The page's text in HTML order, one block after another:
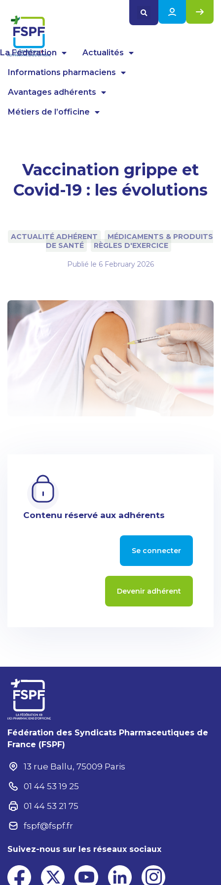
La Fédération Actualités
Informations pharmaciens
Avantages adhérents
Métiers de l’officine
Vaccination grippe et
Covid-19 : les évolutions
ACTUALITÉ ADHÉRENT
MÉDICAMENTS & PRODUITS
DE SANTÉ
RÈGLES D'EXERCICE
Publié le 6 February 2026
Contenu réservé aux adhérents
Se connecter
Devenir adhérent
Fédération des Syndicats Pharmaceutiques de
France (FSPF)
13 rue Ballu, 75009 Paris
01 44 53 19 25
01 44 53 21 75
fspf@fspf.fr
Suivez-nous sur les réseaux sociaux